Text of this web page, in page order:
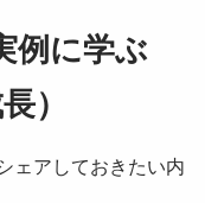
例に学ぶ
）
ェアしておきたい内